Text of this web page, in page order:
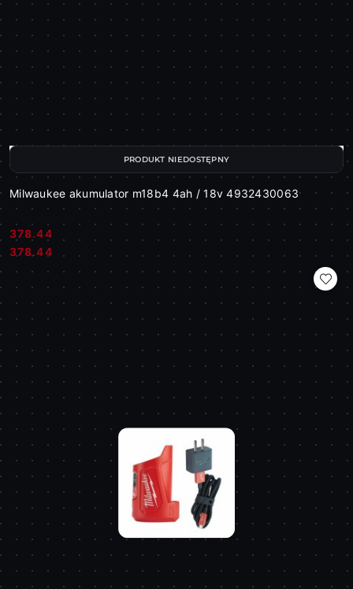
Milwaukee akumulator m18b4 4ah / 18v 4932430063
Cena:
378.44
Cena:
378.44
PRODUKT NIEDOSTĘPNY